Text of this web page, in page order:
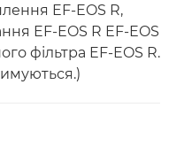
EF-EOS R,
EF-EOS R EF-EOS
фільтра EF-EOS R.